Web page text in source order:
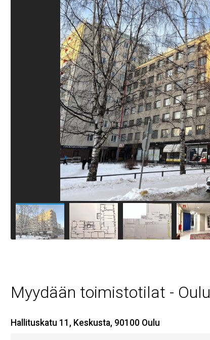
Myydään toimistotilat - Oulu
Hallituskatu 11, Keskusta, 90100 Oulu